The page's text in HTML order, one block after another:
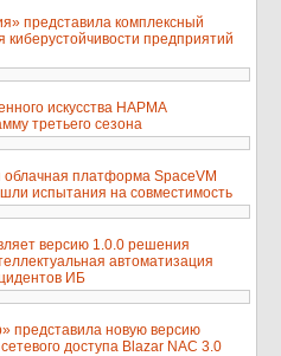
представила комплексный
киберустойчивости предприятий
искусства НАРМА
третьего сезона
облачная платформа SpaceVM
испытания на совместимость
версию 1.0.0 решения
автоматизация
ИБ
представила новую версию
доступа Blazar NAC 3.0